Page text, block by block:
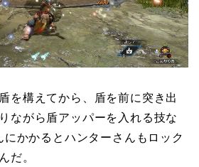
を構えてから、盾を前に突き出
ながら盾アッパーを入れる技な
かかるとハンターさんもロック
だ。